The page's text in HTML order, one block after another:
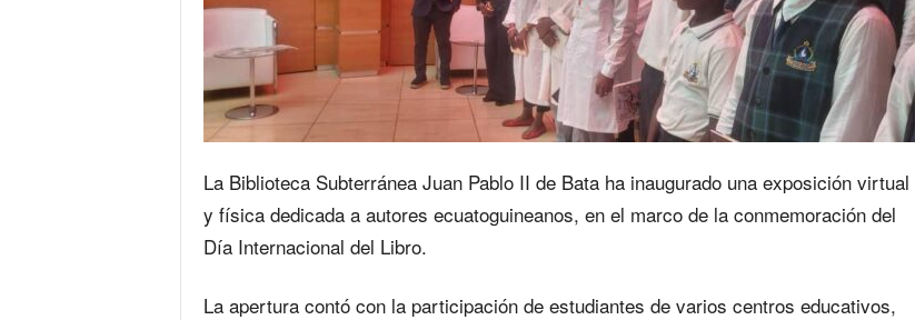
La Biblioteca Subterránea Juan Pablo II de Bata ha inaugurado una exposición virtual
y física dedicada a autores ecuatoguineanos, en el marco de la conmemoración del
Día Internacional del Libro.
La apertura contó con la participación de estudiantes de varios centros educativos,